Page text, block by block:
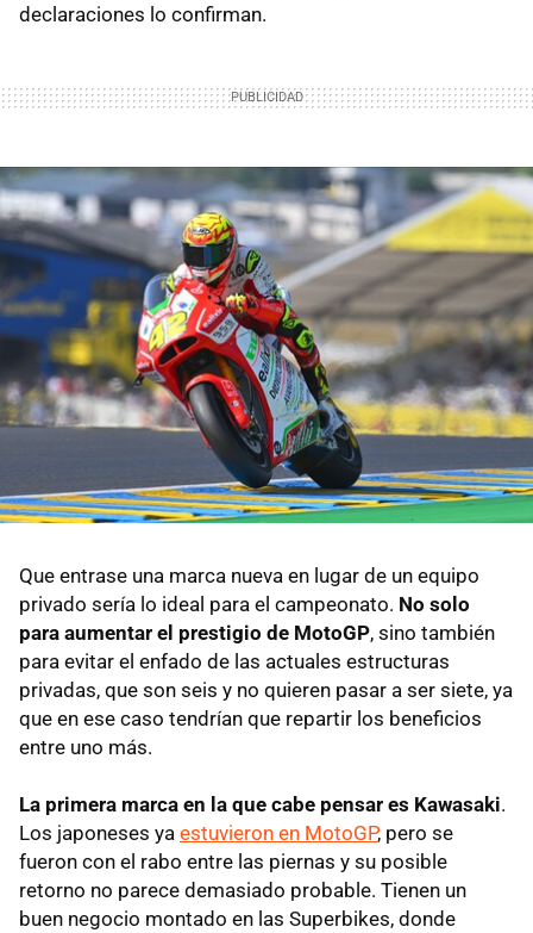
declaraciones lo confirman.
Que entrase una marca nueva en lugar de un equipo
privado sería lo ideal para el campeonato. No solo
para aumentar el prestigio de MotoGP, sino también
para evitar el enfado de las actuales estructuras
privadas, que son seis y no quieren pasar a ser siete, ya
que en ese caso tendrían que repartir los beneficios
entre uno más.
La primera marca en la que cabe pensar es Kawasaki.
Los japoneses ya estuvieron en MotoGP, pero se
fueron con el rabo entre las piernas y su posible
retorno no parece demasiado probable. Tienen un
buen negocio montado en las Superbikes, donde